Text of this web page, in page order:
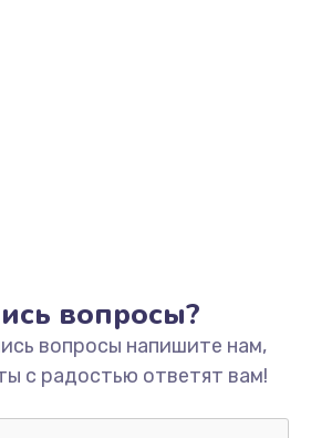
Заказать
конденсаторов
вопросы?
вопросы напишите нам,
с радостью ответят вам!